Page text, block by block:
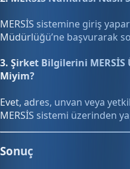
MERSİS sistemine giriş
Müdürlüğü’ne başvurarak
3. Şirket Bilgilerini
Miyim?
Evet, adres, unvan veya
MERSİS sistemi üzerinden
Sonuç